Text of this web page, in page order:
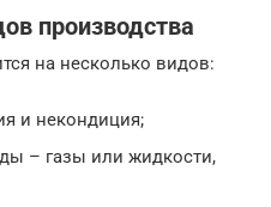
производства
на несколько видов:
и некондиция;
– газы или жидкости,